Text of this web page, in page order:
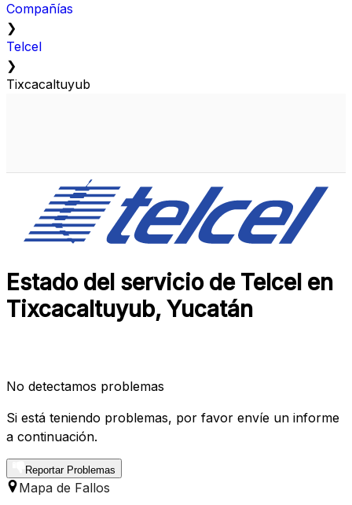
Compañías
❯
Telcel
❯
Tixcacaltuyub
Estado del servicio de Telcel en
Tixcacaltuyub, Yucatán
No detectamos problemas
Si está teniendo problemas, por favor envíe un informe
a continuación.
Reportar Problemas
Mapa de Fallos